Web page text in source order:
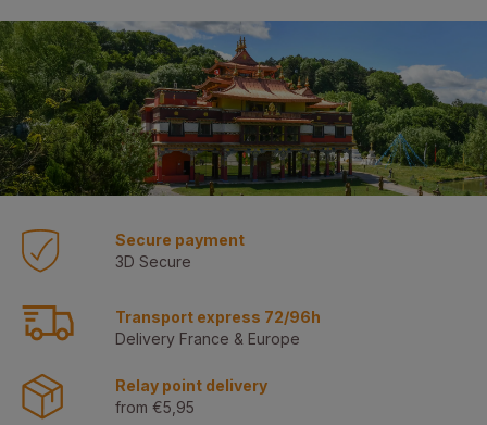
Secure payment
3D Secure
Transport express 72/96h
Delivery France & Europe
Relay point delivery
from €5,95